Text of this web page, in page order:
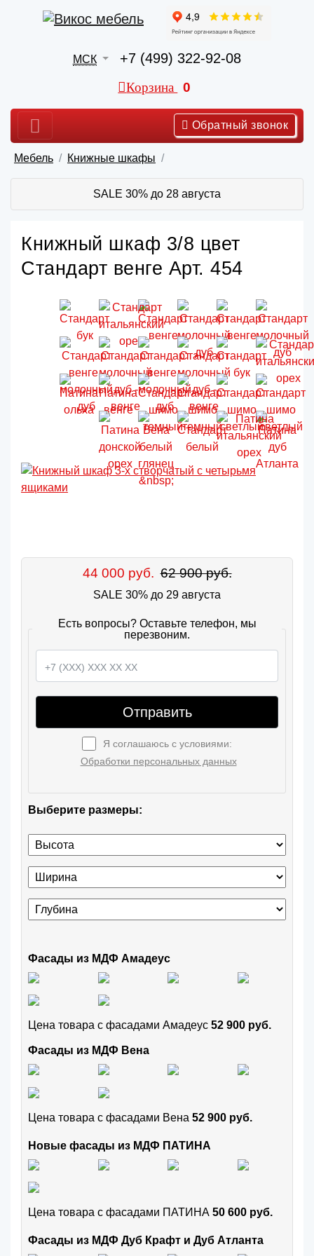
МСК +7 (499) 322-92-08
Корзина 0
Обратный звонок
Мебель Книжные шкафы
SALE 30% до 28 августа
Книжный шкаф 3/8 цвет
Стандарт венге Арт. 454
44 000 руб. 62 900 руб.
SALE 30% до 29 августа
Есть вопросы? Оставьте телефон, мы
перезвоним.
Отправить
Я соглашаюсь с условиями:
Обработки персональных данных
Выберите размеры:
Фасады из МДФ Амадеус
Цена товара с фасадами Амадеус 52 900 руб.
Фасады из МДФ Вена
Цена товара с фасадами Вена 52 900 руб.
Новые фасады из МДФ ПАТИНА
Цена товара с фасадами ПАТИНА 50 600 руб.
Фасады из МДФ Дуб Крафт и Дуб Атланта